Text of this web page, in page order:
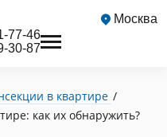
Москва
77-46
30-87
в квартире
как их обнаружить?